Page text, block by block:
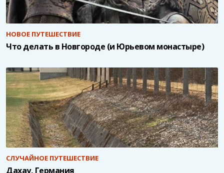
НОВОЕ ПУТЕШЕСТВИЕ
Что делать в Новгороде (и Юрьевом монастыре)
СЛУЧАЙНОЕ ПУТЕШЕСТВИЕ
Дахау, Германия